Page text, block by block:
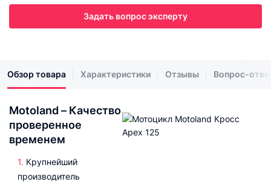
Задать вопрос эксперту
Обзор товара Характеристики Отзывы Вопрос-
Motoland – Качество
проверенное
временем
Крупнейший
производитель